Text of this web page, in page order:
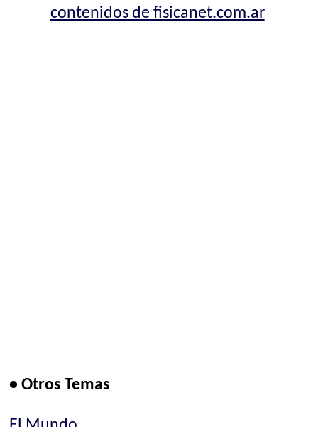
contenidos de fisicanet.com.ar
• Otros Temas